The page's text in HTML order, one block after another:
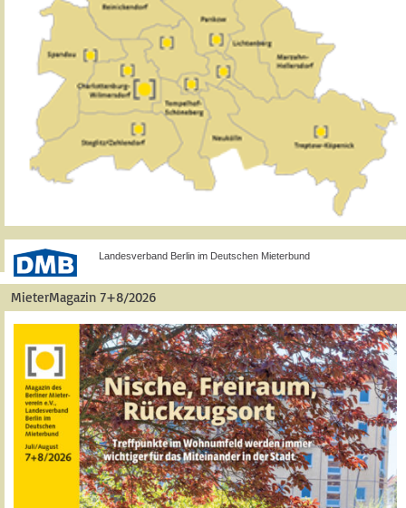
Landesverband Berlin im Deutschen Mieterbund
MieterMagazin 7+8/2026